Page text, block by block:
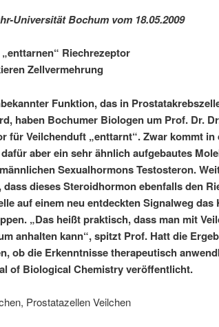
Universität Bochum vom 18.05.2009
Riechrezeptor
Zellvermehrung
Funktion, das in
haben Bochumer Biologen um Prof. Dr.
für Veilchenduft „enttarnt“. Zwar kommt in
aber ein sehr ähnlich aufgebautes
Sexualhormons Testosteron.
dieses Steroidhormon ebenfalls den
auf einem neu entdeckten Signalweg das
„Das heißt praktisch, dass man mit
anhalten kann“, spitzt Prof. Hatt die
ob die Erkenntnisse therapeutisch
of Biological Chemistry veröffentlicht.
Prostatazellen Veilchen